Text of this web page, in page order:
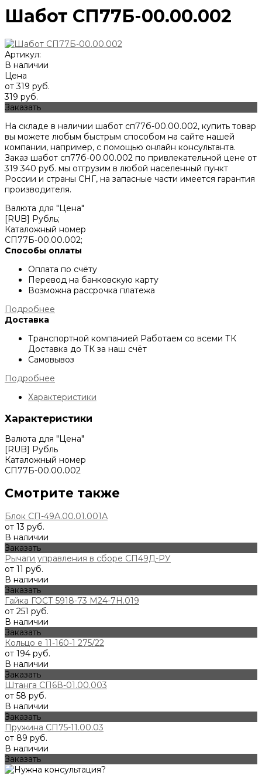
Шабот СП77Б-00.00.002
Артикул:
В наличии
Цена
от 319 руб.
319 руб.
Заказать
На складе в наличии шабот сп77б-00.00.002, купить товар
вы можете любым быстрым способом на сайте нашей
компании, например, с помощью онлайн консультанта.
Заказ шабот сп77б-00.00.002 по привлекательной цене от
319 340 руб. мы отгрузим в любой населенный пункт
России и страны СНГ, на запасные части имеется гарантия
производителя.
Валюта для "Цена"
[RUB] Рубль;
Каталожный номер
СП77Б-00.00.002;
Способы оплаты
Оплата по счёту
Перевод на банковскую карту
Возможна рассрочка платежа
Подробнее
Доставка
Транспортной компанией Работаем со всеми ТК
Доставка до ТК за наш счёт
Самовывоз
Подробнее
Характеристики
Характеристики
Валюта для "Цена"
[RUB] Рубль
Каталожный номер
СП77Б-00.00.002
Смотрите также
Блок СП-49А.00.01.001А
от 13 руб.
В наличии
Заказать
Рычаги управления в сборе СП49Д-РУ
от 11 руб.
В наличии
Заказать
Гайка ГОСТ 5918-73 М24-7Н.019
от 251 руб.
В наличии
Заказать
Кольцо е 11-160-1 275/22
от 194 руб.
В наличии
Заказать
Штанга СП6В-01.00.003
от 58 руб.
В наличии
Заказать
Пружина СП75-11.00.03
от 89 руб.
В наличии
Заказать